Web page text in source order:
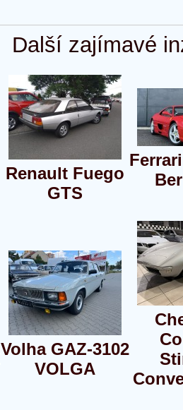
Další zajímavé
Renault Fuego
GTS
Volha GAZ-3102
VOLGA